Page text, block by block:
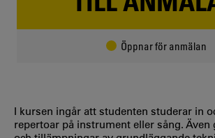
Öppnar för anmälan
I kursen ingår att studenten studerar in
repertoar på instrument eller sång. Även